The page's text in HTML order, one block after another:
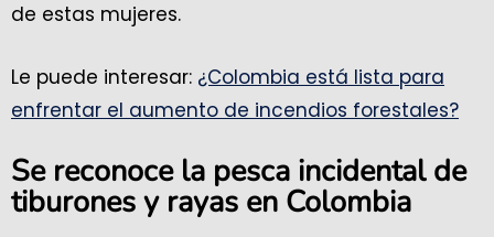
de estas mujeres.
Le puede interesar: ¿Colombia está lista para
enfrentar el aumento de incendios forestales?
Se reconoce la pesca incidental de
tiburones y rayas en Colombia